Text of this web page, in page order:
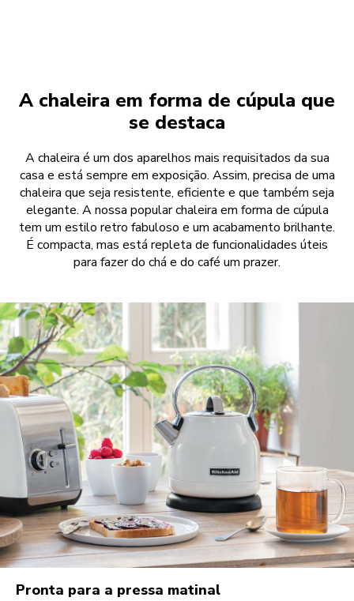
A chaleira em forma de cúpula que
se destaca
A chaleira é um dos aparelhos mais requisitados da sua
casa e está sempre em exposição. Assim, precisa de uma
chaleira que seja resistente, eficiente e que também seja
elegante. A nossa popular chaleira em forma de cúpula
tem um estilo retro fabuloso e um acabamento brilhante.
É compacta, mas está repleta de funcionalidades úteis
para fazer do chá e do café um prazer.
Pronta para a pressa matinal